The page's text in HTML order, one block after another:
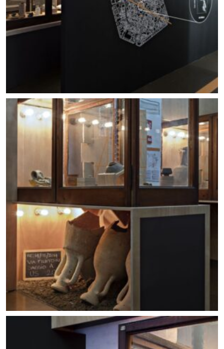
Allestimento mostra Lo scavo in piazza. Foto ©
Carlo Vannini